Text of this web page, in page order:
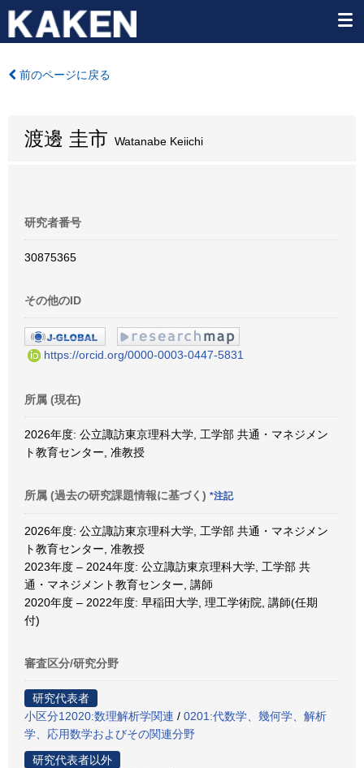
前のページに戻る
渡邊 圭市 Watanabe Keiichi
研究者番号
30875365
その他のID
https://orcid.org/0000-0003-0447-5831
所属 (現在)
2026年度: 公立諏訪東京理科大学, 工学部 共通・マネジメン
ト教育センター, 准教授
所属 (過去の研究課題情報に基づく) *注記
2026年度: 公立諏訪東京理科大学, 工学部 共通・マネジメン
ト教育センター, 准教授
2023年度 – 2024年度: 公立諏訪東京理科大学, 工学部 共
通・マネジメント教育センター, 講師
2020年度 – 2022年度: 早稲田大学, 理工学術院, 講師(任期
付)
審査区分/研究分野
研究代表者
小区分12020:数理解析学関連 / 0201:代数学、幾何学、解析
学、応用数学およびその関連分野
研究代表者以外